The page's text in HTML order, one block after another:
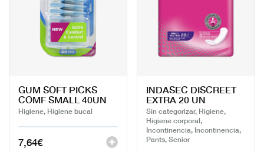
GUM SOFT PICKS
COMF SMALL 40UN
Higiene, Higiene bucal
7,64€
INDASEC DISCREET
EXTRA 20 UN
Sin categorizar, Higiene,
Higiene corporal,
Incontinencia, Incontinencia,
Pants, Senior